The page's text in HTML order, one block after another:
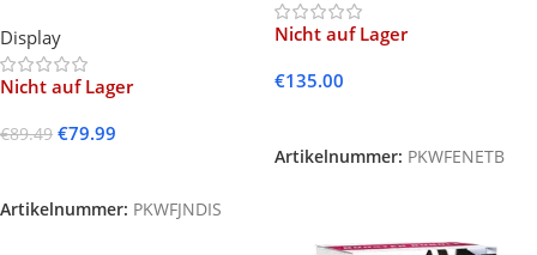
Display
Nicht auf Lager
€89.49 €79.99
Artikelnummer: PKWFJNDIS
Nicht auf Lager
€135.00
Artikelnummer: PKWFENETB